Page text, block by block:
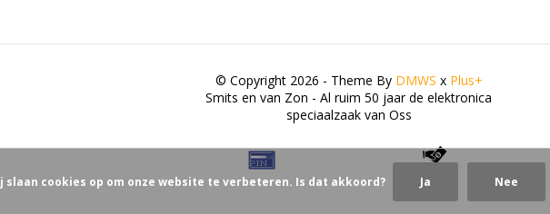
© Copyright 2026 - Theme By DMWS x Plus+
Smits en van Zon - Al ruim 50 jaar de elektronica
speciaalzaak van Oss
slaan cookies op om onze website te verbeteren. Is dat akkoord? Ja Nee